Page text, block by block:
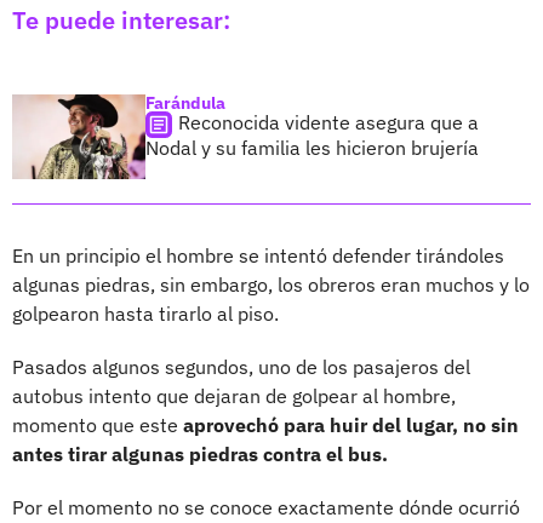
Te puede interesar:
Farándula
Reconocida vidente asegura que a
Nodal y su familia les hicieron brujería
En un principio el hombre se intentó defender tirándoles
algunas piedras, sin embargo, los obreros eran muchos y lo
golpearon hasta tirarlo al piso.
Pasados algunos segundos, uno de los pasajeros del
autobus intento que dejaran de golpear al hombre,
momento que este aprovechó para huir del lugar, no sin
antes tirar algunas piedras contra el bus.
Por el momento no se conoce exactamente dónde ocurrió